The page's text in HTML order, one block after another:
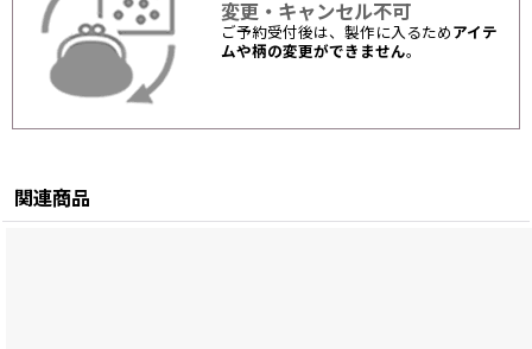
変更・キャンセル不可
ご予約受付後は、製作に入るため アイテ
ムや柄の変更ができません。
関連商品